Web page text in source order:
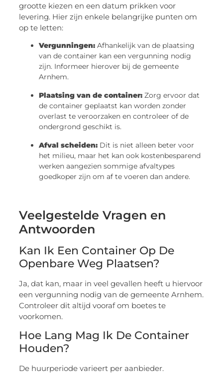
grootte kiezen en een datum prikken voor
levering. Hier zijn enkele belangrijke punten om
op te letten:
Vergunningen: Afhankelijk van de plaatsing
van de container kan een vergunning nodig
zijn. Informeer hierover bij de gemeente
Arnhem.
Plaatsing van de container: Zorg ervoor dat
de container geplaatst kan worden zonder
overlast te veroorzaken en controleer of de
ondergrond geschikt is.
Afval scheiden: Dit is niet alleen beter voor
het milieu, maar het kan ook kostenbesparend
werken aangezien sommige afvaltypes
goedkoper zijn om af te voeren dan andere.
Veelgestelde Vragen en
Antwoorden
Kan Ik Een Container Op De
Openbare Weg Plaatsen?
Ja, dat kan, maar in veel gevallen heeft u hiervoor
een vergunning nodig van de gemeente Arnhem.
Controleer dit altijd vooraf om boetes te
voorkomen.
Hoe Lang Mag Ik De Container
Houden?
De huurperiode varieert per aanbieder.